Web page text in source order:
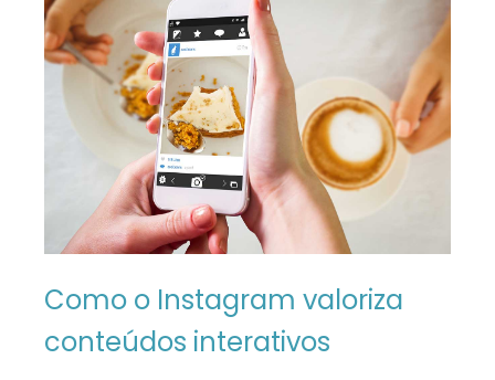
Como o Instagram valoriza
conteúdos interativos